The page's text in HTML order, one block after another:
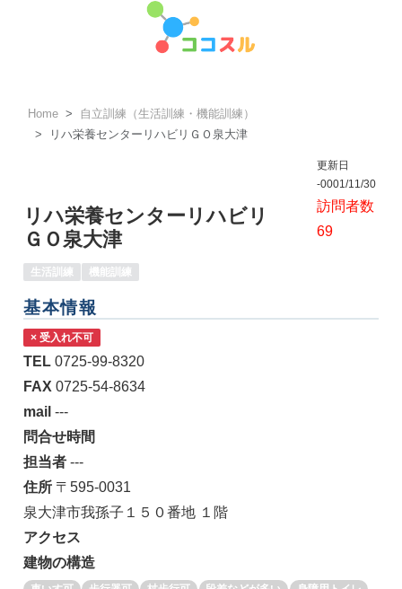
Home
自立訓練（生活訓練・機能訓練）
リハ栄養センターリハビリＧＯ泉大津
リハ栄養センターリハビリ
ＧＯ泉大津
更新日
-0001/11/30
訪問者数
69
生活訓練 機能訓練
基本情報
× 受入れ不可
TEL 0725-99-8320
FAX 0725-54-8634
mail ---
問合せ時間
担当者 ---
住所 〒595-0031
泉大津市我孫子１５０番地 １階
アクセス
建物の構造